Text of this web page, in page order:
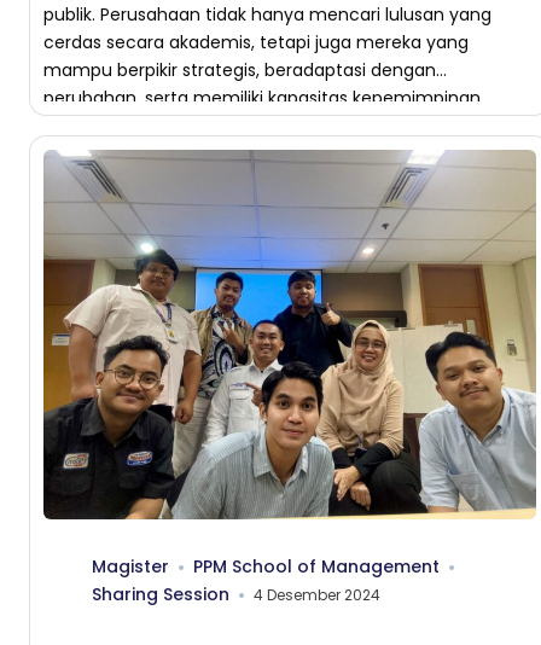
publik. Perusahaan tidak hanya mencari lulusan yang
cerdas secara akademis, tetapi juga mereka yang
mampu berpikir strategis, beradaptasi dengan
perubahan, serta memiliki kapasitas kepemimpinan.
kemampuan tersebut secara lebih terstruktur dan […]
Magister
PPM School of Management
Sharing Session
4 Desember 2024